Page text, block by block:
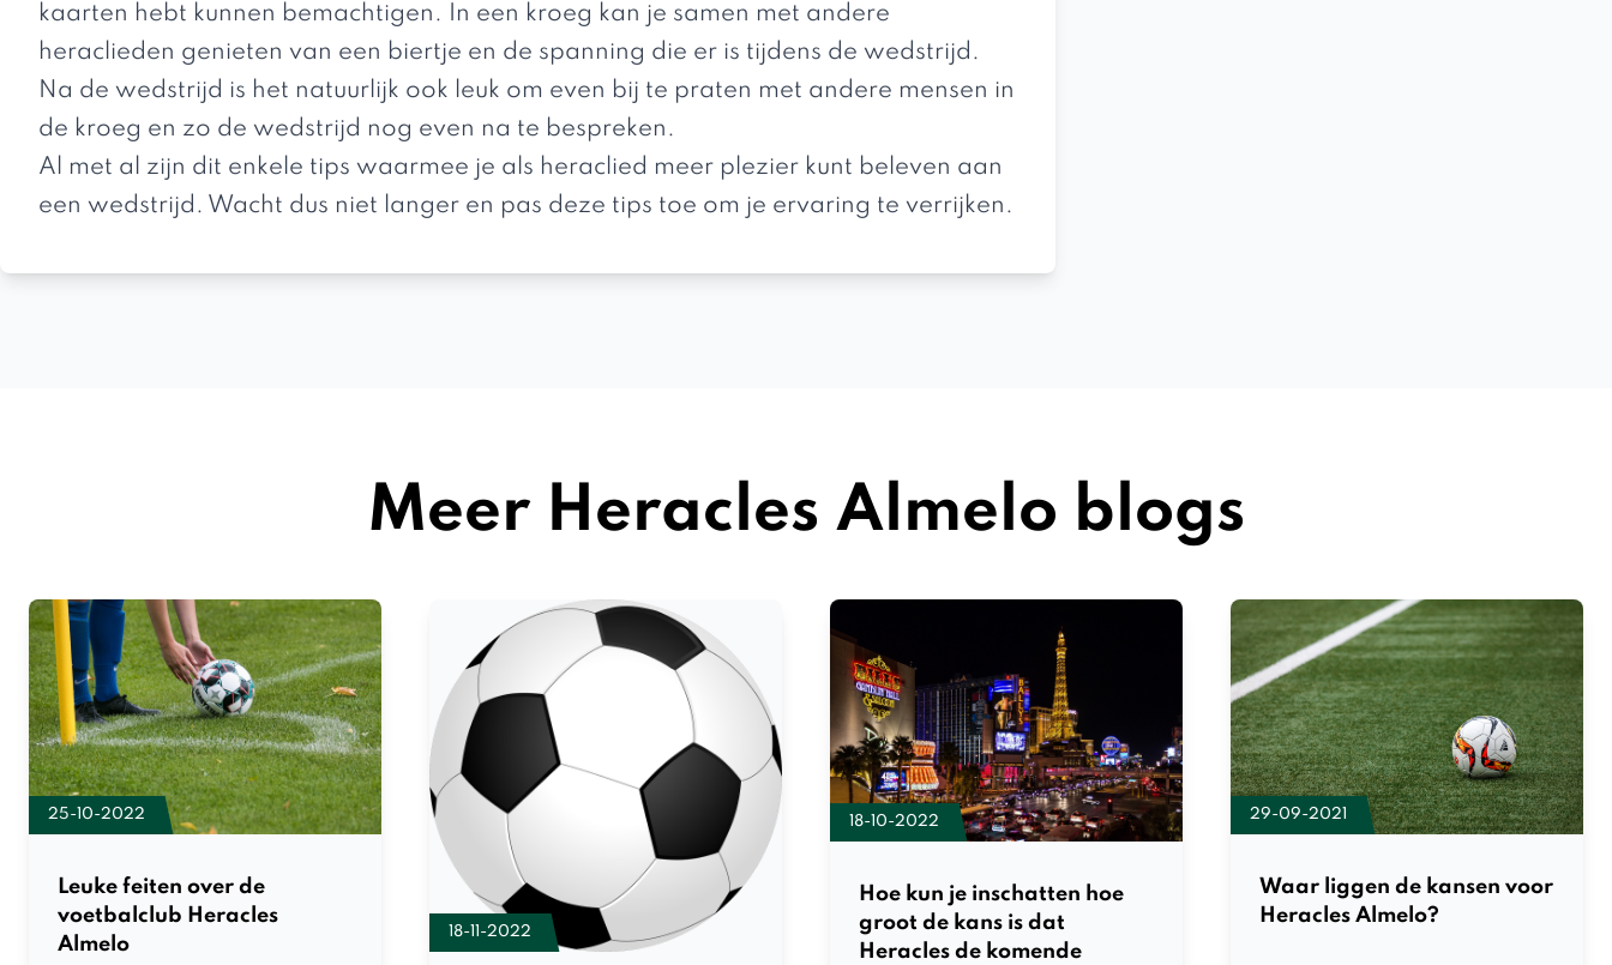
kaarten hebt kunnen bemachtigen. In een kroeg kan je samen met andere
heraclieden genieten van een biertje en de spanning die er is tijdens de wedstrijd.
Na de wedstrijd is het natuurlijk ook leuk om even bij te praten met andere mensen in
de kroeg en zo de wedstrijd nog even na te bespreken.
Al met al zijn dit enkele tips waarmee je als heraclied meer plezier kunt beleven aan
een wedstrijd. Wacht dus niet langer en pas deze tips toe om je ervaring te verrijken.
Meer Heracles Almelo blogs
25-10-2022
Leuke feiten over de
voetbalclub Heracles
Almelo
18-11-2022
18-10-2022
Hoe kun je inschatten hoe
groot de kans is dat
Heracles de komende
29-09-2021
Waar liggen de kansen voor
Heracles Almelo?